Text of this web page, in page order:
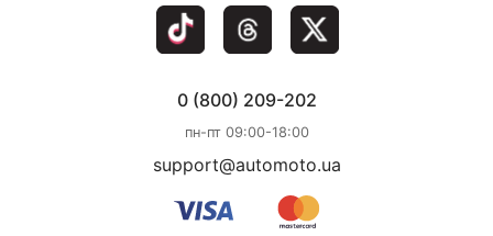
0 (800) 209-202
пн-пт 09:00-18:00
support@automoto.ua